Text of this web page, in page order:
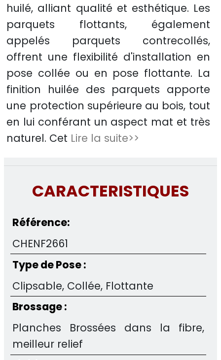
huilé, alliant qualité et esthétique. Les
parquets flottants, également
appelés parquets contrecollés,
offrent une flexibilité d'installation en
pose collée ou en pose flottante. La
finition huilée des parquets apporte
une protection supérieure au bois, tout
en lui conférant un aspect mat et très
naturel. Cet Lire la suite>>
CARACTERISTIQUES
Référence:
CHENF2661
Type de Pose :
Clipsable, Collée, Flottante
Brossage :
Planches Brossées dans la fibre,
meilleur relief